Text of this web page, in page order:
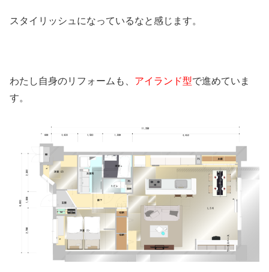
スタイリッシュになっているなと感じます。
わたし自身のリフォームも、 アイランド型で進めていま
す。